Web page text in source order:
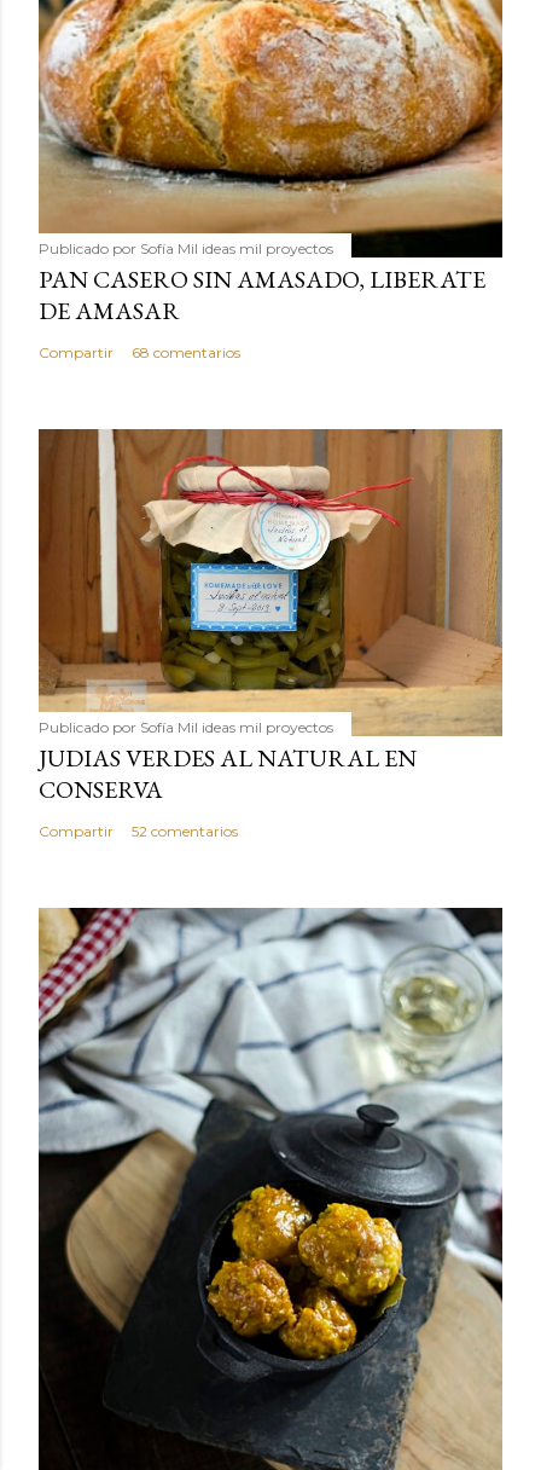
Publicado por Sofía Mil ideas mil proyectos
PAN CASERO SIN AMASADO, LIBERATE
DE AMASAR
Compartir 68 comentarios
Publicado por Sofía Mil ideas mil proyectos
JUDIAS VERDES AL NATURAL EN
CONSERVA
Compartir 52 comentarios